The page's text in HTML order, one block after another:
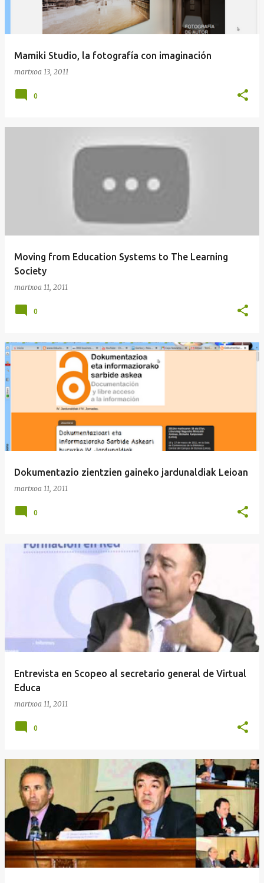
Mamiki Studio, la fotografía con imaginación
martxoa 13, 2011
0
Moving from Education Systems to The Learning
Society
martxoa 11, 2011
0
Dokumentazio zientzien gaineko jardunaldiak Leioan
martxoa 11, 2011
0
Entrevista en Scopeo al secretario general de Virtual
Educa
martxoa 11, 2011
0